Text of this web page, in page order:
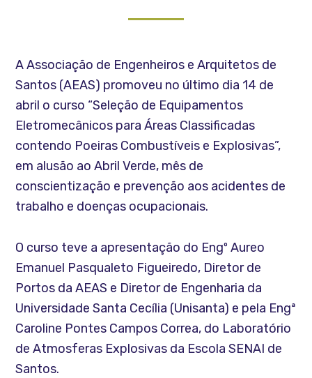
A Associação de Engenheiros e Arquitetos de
Santos (AEAS) promoveu no último dia 14 de
abril o curso “Seleção de Equipamentos
Eletromecânicos para Áreas Classificadas
contendo Poeiras Combustíveis e Explosivas”,
em alusão ao Abril Verde, mês de
conscientização e prevenção aos acidentes de
trabalho e doenças ocupacionais.
O curso teve a apresentação do Engº Aureo
Emanuel Pasqualeto Figueiredo, Diretor de
Portos da AEAS e Diretor de Engenharia da
Universidade Santa Cecília (Unisanta) e pela Engª
Caroline Pontes Campos Correa, do Laboratório
de Atmosferas Explosivas da Escola SENAI de
Santos.